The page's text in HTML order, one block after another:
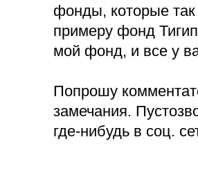
фонды, которые
примеру фонд
мой фонд, и все у
Попрошу
замечания.
где-нибудь в соц.